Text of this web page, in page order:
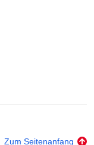
Zum Seitenanfang